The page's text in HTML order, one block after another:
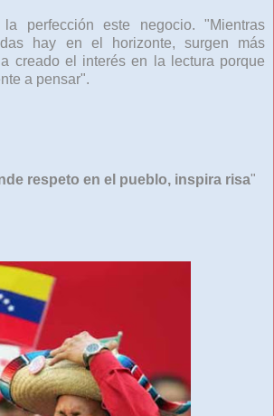
perfección este negocio. "Mientras
hay en el horizonte, surgen más
creado el interés en la lectura porque
a pensar".
respeto en el pueblo, inspira risa"